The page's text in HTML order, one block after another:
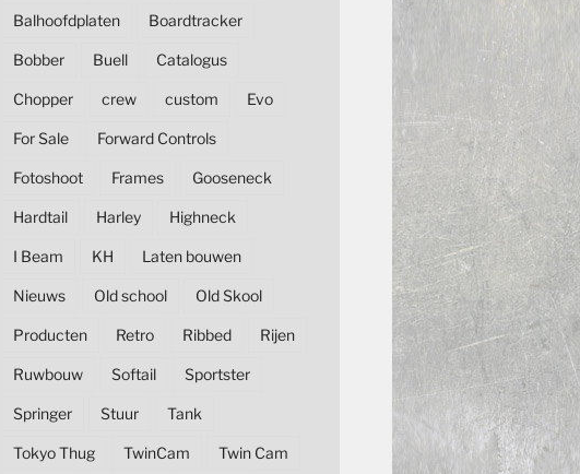
Balhoofdplaten Boardtracker
Bobber Buell Catalogus
Chopper crew custom Evo
For Sale Forward Controls
Fotoshoot Frames Gooseneck
Hardtail Harley Highneck
I Beam KH Laten bouwen
Nieuws Old school Old Skool
Producten Retro Ribbed Rijen
Ruwbouw Softail Sportster
Springer Stuur Tank
Tokyo Thug TwinCam Twin Cam